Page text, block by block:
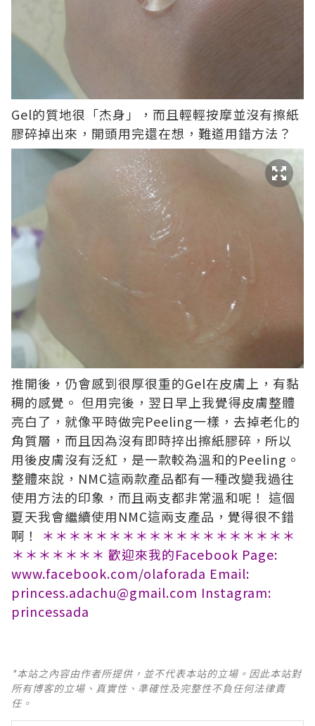
Gel的質地很「杰身」，而且輕輕按摩並沒有擦紙
膠碎掉出來，開頭用完還在想，難道用錯方法？
推開後，仍會感到很厚很重的Gel在皮膚上，有黏
稠的感覺。 但用完後，翌日早上我覺得皮膚整體
亮白了，就像平時做完Peeling一樣，去掉老化的
角質層，而且因為沒有即時捽出擦紙膠碎，所以
用後皮膚沒有泛紅，是一款較為溫和的Peeling。
整體來說，NMC這兩款產品都有一種改變我過往
使用方法的印象，而且兩支都非常溫和呢！ 這個
夏天我會繼續使用NMC這兩支產品，覺得很不錯
啊！
＊＊＊＊＊＊＊＊＊＊＊＊＊＊＊＊＊＊＊
＊＊＊＊＊＊＊ 歡迎來我的Facebook Page:
www.facebook.com/olaforada Email:
princess.adachu@gmail.com Instagram:
princessada
*本站之內容由作者所提供，並不代表本站的立場。因此本站對
所有博客的立場、真實性、準確性及完整性不負任何法律責
任。